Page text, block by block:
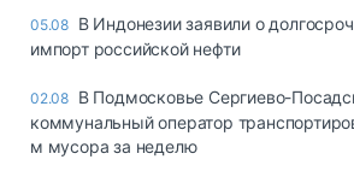
05.08 В Индонезии заявили о
импорт российской нефти
02.08 В Подмосковье Сергиево-
коммунальный оператор
м мусора за неделю